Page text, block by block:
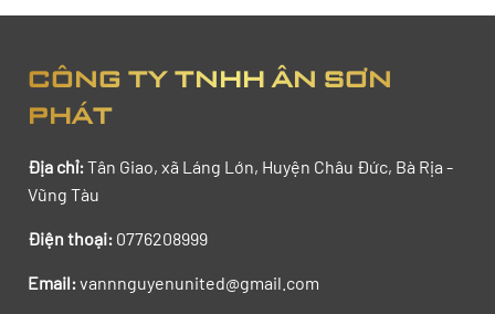
CÔNG TY TNHH ÂN SƠN
PHÁT
Địa chỉ:Tân Giao, xã Láng Lớn, Huyện Châu Đức, Bà Rịa -
Vũng Tàu
Điện thoại: 0776208999
Email:vannnguyenunited@gmail.com